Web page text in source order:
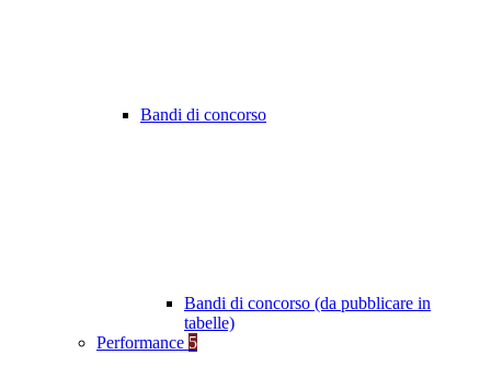
Bandi di concorso
Bandi di concorso (da pubblicare in
tabelle)
Performance 5